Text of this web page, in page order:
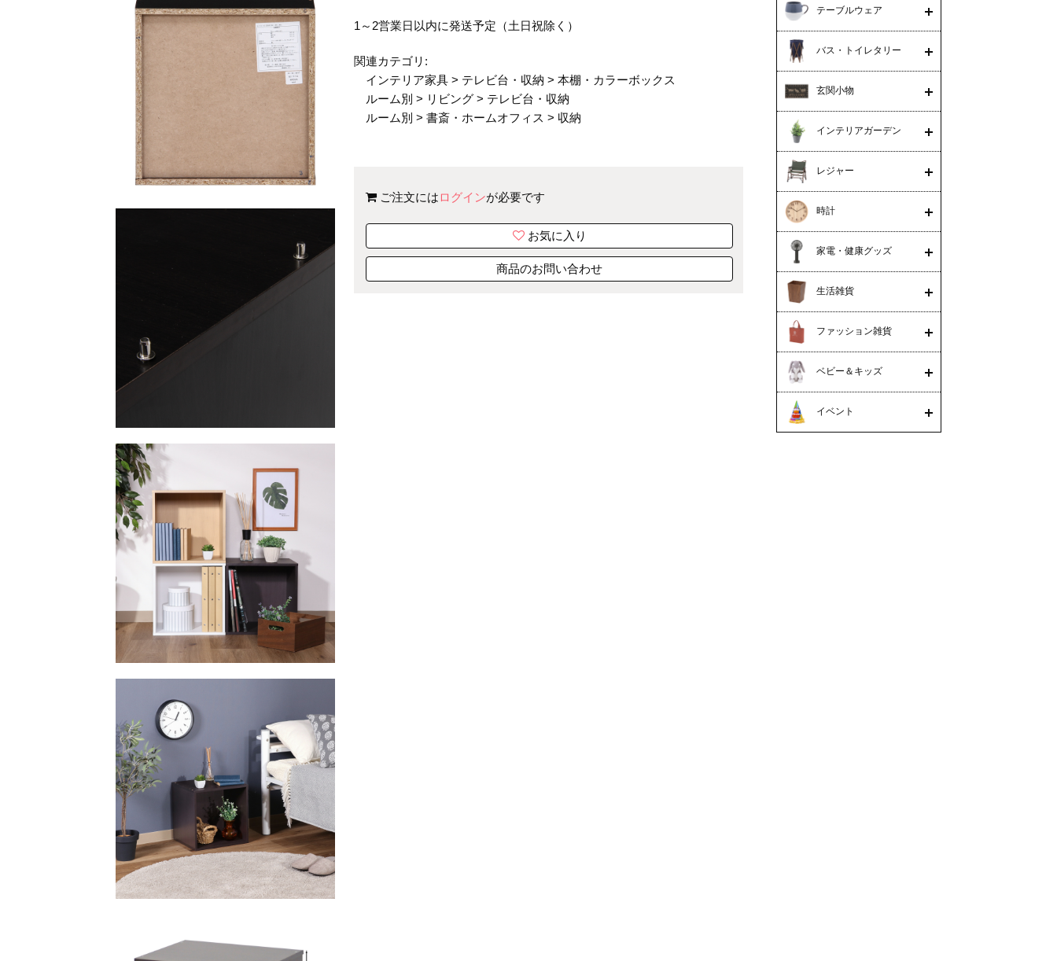
1～2営業日以内に発送予定（土日祝除く）
関連カテゴリ:
インテリア家具 > テレビ台・収納 >本棚・カラーボックス
ルーム別 > リビング > テレビ台・収納
ルーム別 >書斎・ホームオフィス > 収納
ご注文にはログインが必要です
お気に入り
商品のお問い合わせ
テーブルウェア
バス・トイレタリー
玄関小物
インテリアガーデン
レジャー
時計
家電・健康グッズ
生活雑貨
ファッション雑貨
ベビー＆キッズ
イベント